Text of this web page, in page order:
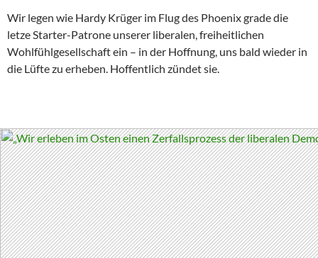
Wir legen wie Hardy Krüger im Flug des Phoenix grade die
letze Starter-Patrone unserer liberalen, freiheitlichen
Wohlfühlgesellschaft ein – in der Hoffnung, uns bald wieder in
die Lüfte zu erheben. Hoffentlich zündet sie.